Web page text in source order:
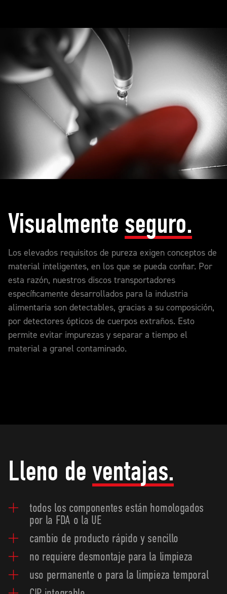
Visualmente seguro.
Los elevados requisitos de pureza exigen conceptos de
material inteligentes, en los que se pueda confiar. Por
esta razón, nuestros discos transportadores
específicamente desarrollados para la industria
alimentaria son detectables, gracias a su composición,
por detectores ópticos de cuerpos extraños. Esto
permite evitar impurezas y separar a tiempo el
material a granel contaminado.
Lleno de ventajas.
todos los componentes están homologados
por la FDA o la UE
cambio de producto rápido y sencillo
no requiere desmontaje para la limpieza
uso permanente o para la limpieza temporal